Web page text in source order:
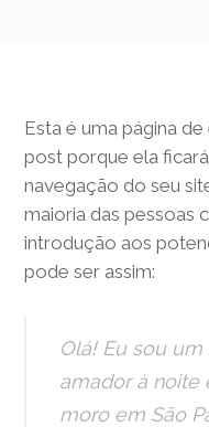
Esta é uma página
post porque ela
navegação do seu
maioria das pessoas
introdução aos
pode ser assim:
Olá! Eu sou
amador à noite
moro em São